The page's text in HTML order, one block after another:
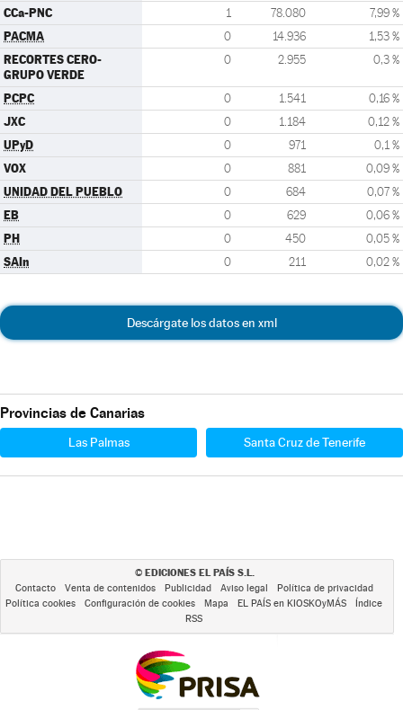
CCa-PNC 1 78.080 7,99 %
PACMA 0 14.936 1,53 %
RECORTES CERO-
GRUPO VERDE
0 2.955 0,3 %
PCPC 0 1.541 0,16 %
JXC 0 1.184 0,12 %
UPyD 0 971 0,1 %
VOX 0 881 0,09 %
UNIDAD DEL PUEBLO 0 684 0,07 %
EB 0 629 0,06 %
PH 0 450 0,05 %
SAIn 0 211 0,02 %
Descárgate los datos en xml
Provincias de Canarias
Las Palmas Santa Cruz de Tenerife
© EDICIONES EL PAÍS S.L.
Contacto Venta de contenidos Publicidad Aviso legal
Política de privacidad
Política cookies
Configuración de cookies Mapa EL PAÍS en KIOSKOyMÁS
Índice
RSS